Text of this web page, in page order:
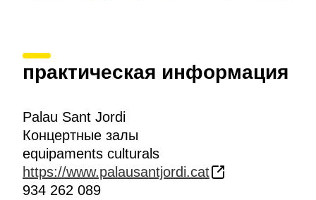
практическая информация
Palau Sant Jordi
Концертные залы
equipaments culturals
https://www.palausantjordi.cat
934 262 089